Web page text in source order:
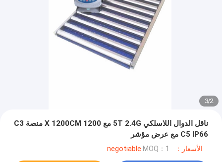
2
/
3
ناقل الدوال اللاسلكي 5T 2.4G مع 1200 X 1200CM منصة C3
C5 IP66 مع عرض مؤشر
الأسعار：negotiable MOQ：1